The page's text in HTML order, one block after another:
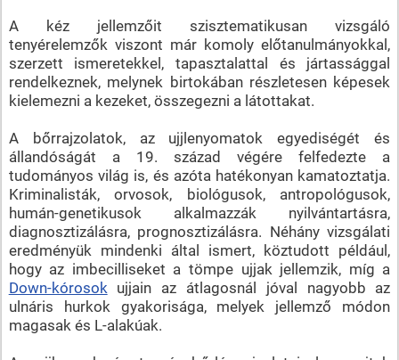
A kéz jellemzőit szisztematikusan vizsgáló
tenyérelemzők viszont már komoly előtanulmányokkal,
szerzett ismeretekkel, tapasztalattal és jártassággal
rendelkeznek, melynek birtokában részletesen képesek
kielemezni a kezeket, összegezni a látottakat.
A bőrrajzolatok, az ujjlenyomatok egyediségét és
állandóságát a 19. század végére felfedezte a
tudományos világ is, és azóta hatékonyan kamatoztatja.
Kriminalisták, orvosok, biológusok, antropológusok,
humán-genetikusok alkalmazzák nyilvántartásra,
diagnosztizálásra, prognosztizálásra. Néhány vizsgálati
eredményük mindenki által ismert, köztudott például,
hogy az imbecilliseket a tömpe ujjak jellemzik, míg a
Down-kórosok ujjain az átlagosnál jóval nagyobb az
ulnáris hurkok gyakorisága, melyek jellemző módon
magasak és L-alakúak.